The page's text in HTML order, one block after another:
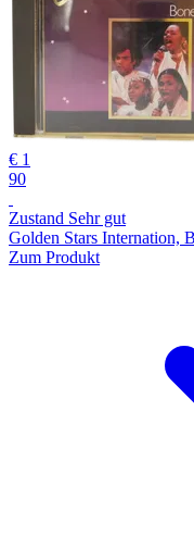
€ 1
90
Zustand Sehr gut
Golden Stars Internation,
Zum Produkt